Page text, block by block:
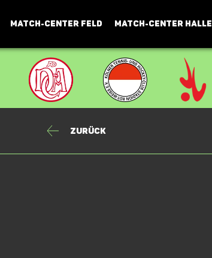
MATCH-CENTER FELD MATCH-CENTER HALLE
Zurück